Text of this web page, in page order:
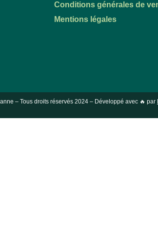
Conditions générales de
Mentions légales
– Tous droits réservés 2024 – Développé avec 🔥 par